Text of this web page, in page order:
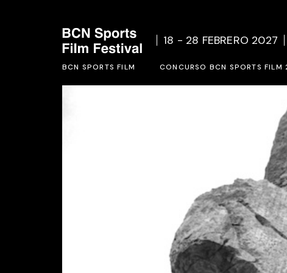
BCN SPORTS FILM CONCURSO BCN SPORTS
Bases del concurso BCN
Formulario de inscripción 2027
18 - 28 FEBRERO 2027
Acción Social
Ediciones Anteriores
Formulario